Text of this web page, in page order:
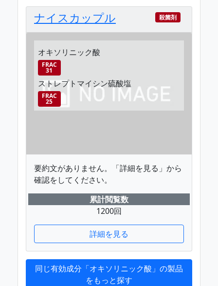
ナイスカップル 殺菌剤
オキソリニック酸
FRAC
31
ストレプトマイシン硫酸塩
FRAC
25
要約文がありません。「詳細を見る」から
確認をしてください。
累計閲覧数
1200回
詳細を見る
同じ有効成分「オキソリニック酸」の製品
をもっと探す